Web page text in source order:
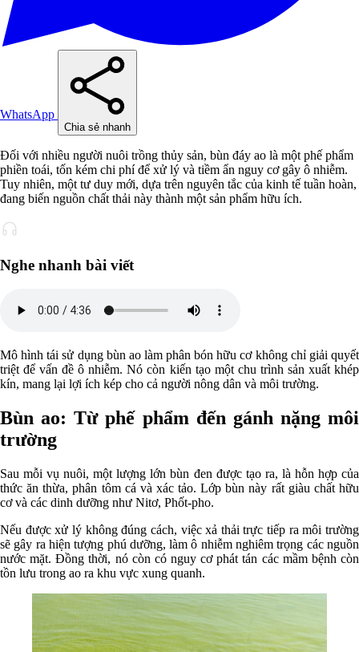
WhatsApp
Chia sẻ nhanh
Đối với nhiều người nuôi trồng thủy sản, bùn đáy ao là một phế phẩm
phiền toái, tốn kém chi phí để xử lý và tiềm ẩn nguy cơ gây ô nhiễm.
Tuy nhiên, một tư duy mới, dựa trên nguyên tắc của kinh tế tuần hoàn,
đang biến nguồn chất thải này thành một sản phẩm hữu ích.
Nghe nhanh bài viết
Mô hình tái sử dụng bùn ao làm phân bón hữu cơ không chỉ giải quyết
triệt để vấn đề ô nhiễm. Nó còn kiến tạo một chu trình sản xuất khép
kín, mang lại lợi ích kép cho cả người nông dân và môi trường.
Bùn ao: Từ phế phẩm đến gánh nặng môi
trường
Sau mỗi vụ nuôi, một lượng lớn bùn đen được tạo ra, là hỗn hợp của
thức ăn thừa, phân tôm cá và xác tảo. Lớp bùn này rất giàu chất hữu
cơ và các dinh dưỡng như Nitơ, Phốt-pho.
Nếu được xử lý không đúng cách, việc xả thải trực tiếp ra môi trường
sẽ gây ra hiện tượng phú dưỡng, làm ô nhiễm nghiêm trọng các nguồn
nước mặt. Đồng thời, nó còn có nguy cơ phát tán các mầm bệnh còn
tồn lưu trong ao ra khu vực xung quanh.